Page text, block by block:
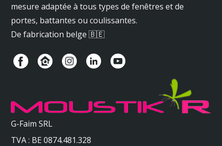
mesure adaptée à tous types de fenêtres et de
portes, battantes ou coulissantes.
De fabrication belge 🇧🇪
G-Faim SRL
TVA : BE 0874.481.328